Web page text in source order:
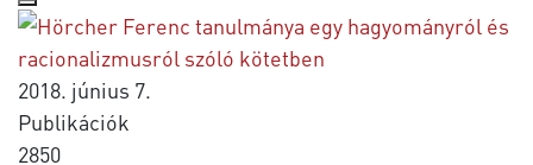
2018. június 7.
Publikációk
2850